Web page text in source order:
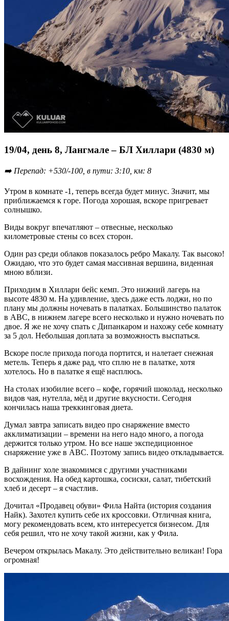
19/04, день 8, Лангмале – БЛ Хиллари (4830 м)
➡️ Перепад: +530/-100, в пути: 3:10, км: 8
Утром в комнате -1, теперь всегда будет минус. Значит, мы
приближаемся к горе. Погода хорошая, вскоре пригревает
солнышко.
Виды вокруг впечатляют – отвесные, несколько
километровые стены со всех сторон.
Один раз среди облаков показалось ребро Макалу. Так высоко!
Ожидаю, что это будет самая массивная вершина, виденная
мною вблизи.
Приходим в Хиллари бейс кемп. Это нижний лагерь на
высоте 4830 м. На удивление, здесь даже есть лоджи, но по
плану мы должны ночевать в палатках. Большинство палаток
в АВС, в нижнем лагере всего несколько и нужно ночевать по
двое. Я же не хочу спать с Дипанкаром и нахожу себе комнату
за 5 дол. Небольшая доплата за возможность выспаться.
Вскоре после прихода погода портится, и налетает снежная
метель. Теперь я даже рад, что сплю не в палатке, хотя
хотелось. Но в палатке я ещё насплюсь.
На столах изобилие всего – кофе, горячий шоколад, несколько
видов чая, нутелла, мёд и другие вкусности. Сегодня
кончилась наша треккинговая диета.
Думал завтра записать видео про снаряжение вместо
акклиматизации – времени на него надо много, а погода
держится только утром. Но все наше экспедиционное
снаряжение уже в АВС. Поэтому запись видео откладывается.
В дайнинг холе знакомимся с другими участниками
восхождения. На обед картошка, сосиски, салат, тибетский
хлеб и десерт – я счастлив.
Дочитал «Продавец обуви» Фила Найта (история создания
Найк). Захотел купить себе их кроссовки. Отличная книга,
могу рекомендовать всем, кто интересуется бизнесом. Для
себя решил, что не хочу такой жизни, как у Фила.
Вечером открылась Макалу. Это действительно великан! Гора
огромная!